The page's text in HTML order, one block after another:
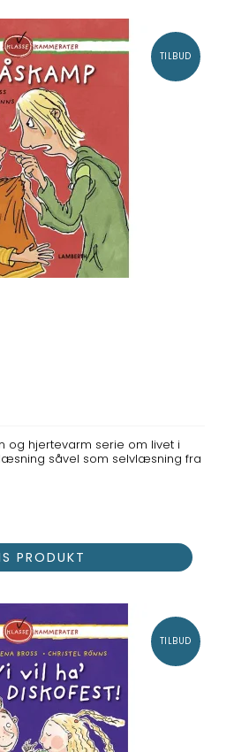
TILBUD
og hjertevarm serie om livet i
såvel som selvlæsning fra
PRODUKT
TILBUD